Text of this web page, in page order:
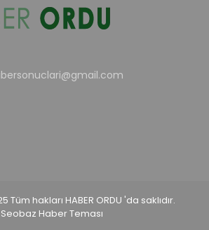
hakları HABER ORDU 'da saklıdır.
Seobaz Haber Teması